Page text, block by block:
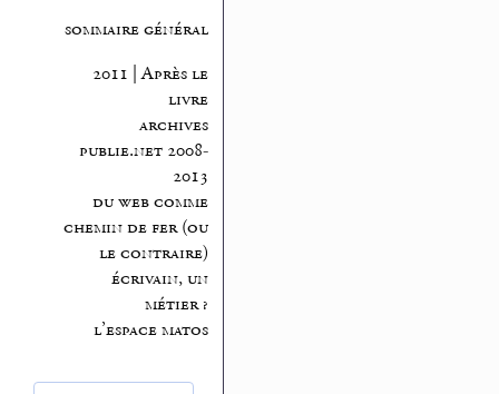
sommaire général
2011 | Après le
livre
archives
publie.net 2008-
2013
du web comme
chemin de fer (ou
le contraire)
écrivain, un
métier ?
l’espace matos